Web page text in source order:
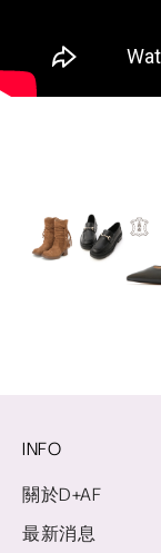
INFO
關於D+AF
最新消息